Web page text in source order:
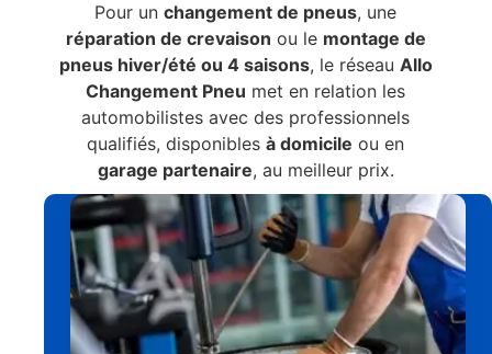
Pour unchangement de pneus, une
réparation de crevaison ou le montage de
pneus hiver/été ou 4 saisons, le réseau Allo
Changement Pneu met en relation les
automobilistes avec des professionnels
qualifiés, disponiblesà domicile ou en
garage partenaire, au meilleur prix.